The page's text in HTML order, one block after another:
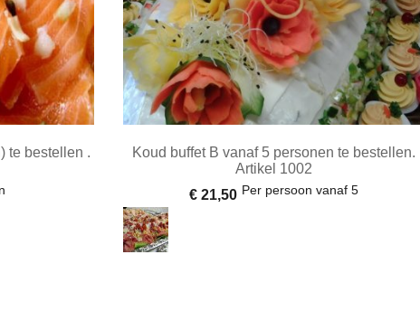
te bestellen .
Koud buffet B vanaf 5 personen te bestellen.
Artikel 1002
€ 21,50 Per persoon vanaf 5